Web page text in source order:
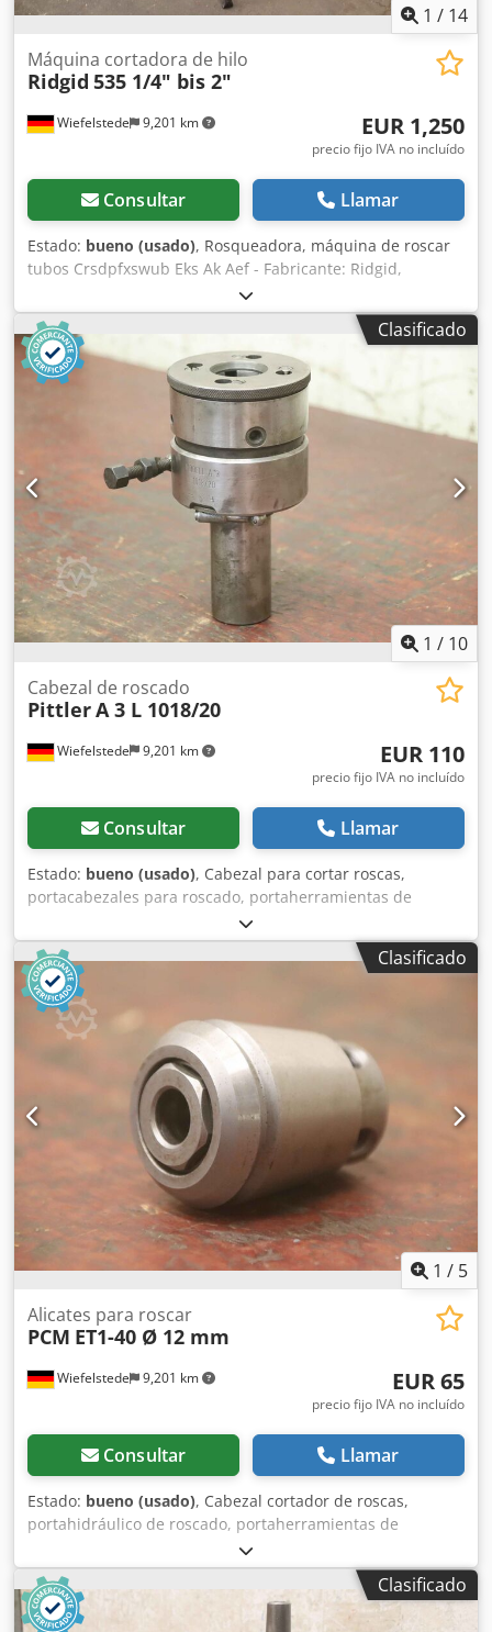
1 / 14
Wiefelstede 9,201 km
Máquina cortadora de hilo
Ridgid 535 1/4" bis 2"
EUR 1,250
precio fijo IVA no incluído
Consultar Llamar
Estado: bueno (usado), Rosqueadora, máquina de roscar
tubos Crsdpfxswub Eks Ak Aef - Fabricante: Ridgid,
roscadora modelo 535 - Tamaño de tubo: 1/8 a 2 pulgadas
- Diámetro del paso del husillo: Ø 64 mm - Tensión de
funcionamiento: 230 V - Dimensiones: 1080/700/Alto 1140
mm - Peso: 128 kg
Clasificado
1 / 10
Wiefelstede 9,201 km
Cabezal de roscado
PittlerA 3 L 1018/20
EUR 110
precio fijo IVA no incluído
Consultar Llamar
Estado: bueno (usado), Cabezal para cortar roscas,
portacabezales para roscado, portaherramientas de
roscado, portabrocas para roscar, herramienta de fresado,
aparato roscador - Fabricante: Pittler, cabezal de corte de
rosca autoabriente - Tipo: Modelo A 3 L 1018/20 -
Mordazas de corte: no incluidas en el suministro - Orificio:
Ø 31/24 mm Crodpfsxc T Rljx Ak Aof - Alojamiento: Ø 40
mm - Dimensiones: 130/125/Alto 170 mm - Peso: 3,6 kg
Clasificado
1 / 5
Wiefelstede 9,201 km
Alicates para roscar
PCM ET1-40 Ø 12 mm
EUR 65
precio fijo IVA no incluído
Consultar Llamar
Estado: bueno (usado), Cabezal cortador de roscas,
portahidráulico de roscado, portaherramientas de
roscado, portabrocas de roscado, herramienta de fresado,
aparato de roscar - Fabricante: PCM, tenazas para roscar -
Tipo: ET1-40 - Tamaño: Ø12 mm Cedpfxewzhgns Ak Asrf -
Dimensiones: Ø40 x 52 mm - Peso: 0,3 kg
Clasificado